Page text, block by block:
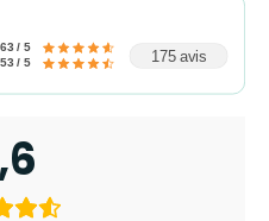
/ 5
/ 5 175 avis